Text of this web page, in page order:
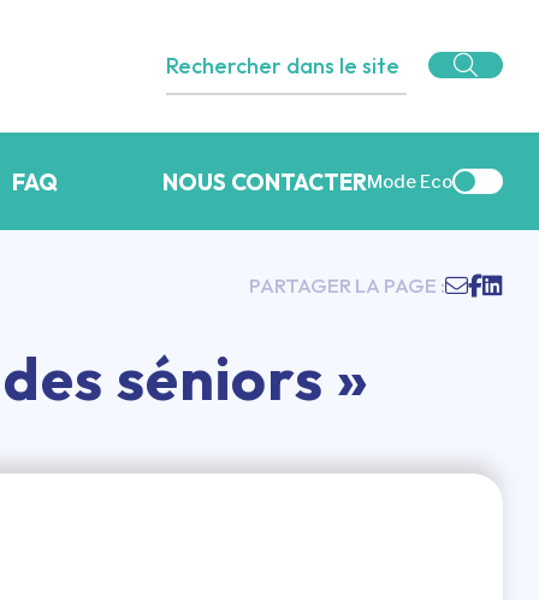
FAQ NOUS CONTACTERMode Eco
PARTAGER LA PAGE :
séniors »